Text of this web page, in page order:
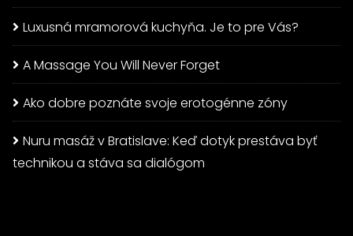
Luxusná mramorová kuchyňa. Je to pre Vás?
A Massage You Will Never Forget
Ako dobre poznáte svoje erotogénne zóny
Nuru masáž v Bratislave: Keď dotyk prestáva byť
technikou a stáva sa dialógom